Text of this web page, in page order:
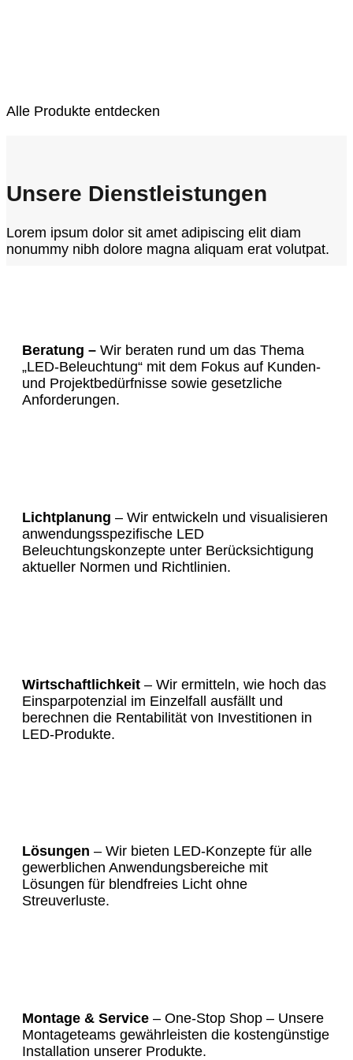
Alle Produkte entdecken
Unsere Dienstleistungen
Lorem ipsum dolor sit amet adipiscing elit diam
nonummy nibh dolore magna aliquam erat volutpat.
Beratung – Wir beraten rund um das Thema
„LED-Beleuchtung“ mit dem Fokus auf Kunden-
und Projektbedürfnisse sowie gesetzliche
Anforderungen.
Lichtplanung – Wir entwickeln und visualisieren
anwendungsspezifische LED
Beleuchtungskonzepte unter Berücksichtigung
aktueller Normen und Richtlinien.
Wirtschaftlichkeit – Wir ermitteln, wie hoch das
Einsparpotenzial im Einzelfall ausfällt und
berechnen die Rentabilität von Investitionen in
LED-Produkte.
Lösungen – Wir bieten LED-Konzepte für alle
gewerblichen Anwendungsbereiche mit
Lösungen für blendfreies Licht ohne
Streuverluste.
Montage & Service – One-Stop Shop – Unsere
Montageteams gewährleisten die kostengünstige
Installation unserer Produkte.